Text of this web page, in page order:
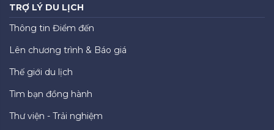
TRỢ LÝ DU LỊCH
Thông tin Điểm đến
Lên chương trình & Báo giá
Thế giới du lịch
Tìm bạn đồng hành
Thư viện - Trải nghiệm